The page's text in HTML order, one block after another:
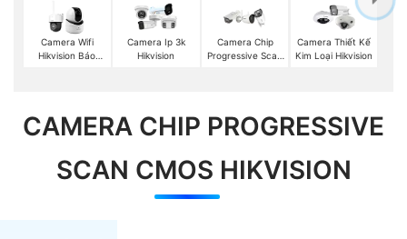
Camera Wifi
Hikvision Báo
Camera Ip 3k
Hikvision
Camera Chip
Progressive Scan
Camera Thiết Kế
Kim Loại Hikvision
CAMERA CHIP PROGRESSIVE
SCAN CMOS HIKVISION